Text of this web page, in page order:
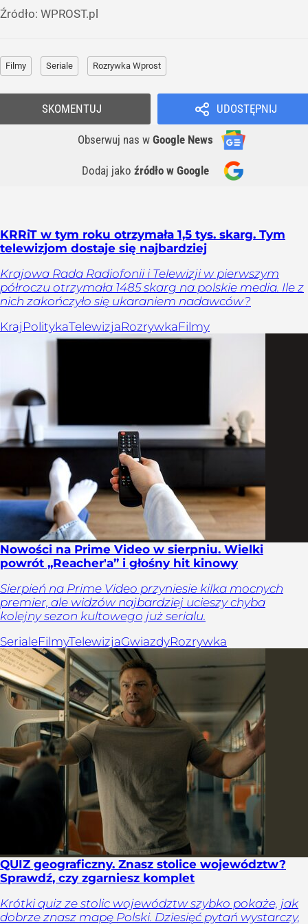
Źródło: WPROST.pl
Filmy Seriale Rozrywka Wprost
UDOSTĘPNIJ
Obserwuj nas w Google News
Dodaj jako źródło w Google
SKOMENTUJ
KRRiT w tym roku otrzymała 1,5 tys. skarg. Tym
telewizjom dostaje się najbardziej
Krajowa Rada Radiofonii i Telewizji w pierwszym
półroczu otrzymała 1485 skarg na polskie media. Ile z
nich zakończyło się ukaraniem nadawców?
Kraj PolitykaTelewizjaRozrywkaFilmy
Nowości na Prime Video w sierpniu. Wielki
powrót „Reacher'a” i głośny hit kinowy
Sierpień na Prime Video przyniesie kilka mocnych
premier, ale widzów najbardziej ucieszy chyba
kolejny sezon kultowego już serialu.
SerialeFilmyTelewizjaGwiazdyRozrywka
QUIZ geograficzny. Znasz stolice województw?
Sprawdź, czy zgarniesz komplet
Krótki quiz ze stolic województw szybko pokaże, jak
dobrze znasz mapę Polski. Dziesięć pytań wystarczy,